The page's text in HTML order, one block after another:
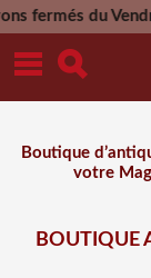
Vendredi 24
Boutique
votre
BOUTIQUE